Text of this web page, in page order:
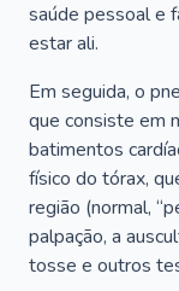
saúde pessoal e
estar ali.
Em seguida, o
que consiste em
batimentos
físico do tórax,
região (normal,
palpação, a
tosse e outros